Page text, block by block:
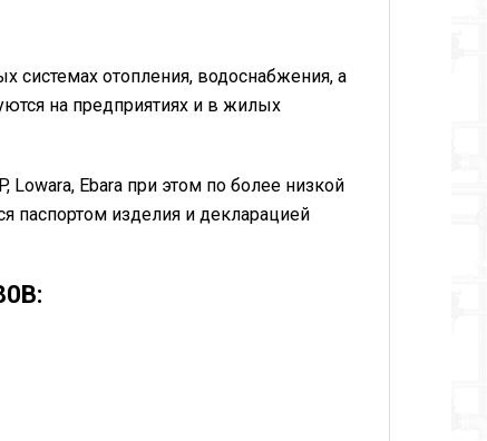
отопления, водоснабжения, а
на предприятиях и в жилых
Ebara при этом по более низкой
паспортом изделия и декларацией